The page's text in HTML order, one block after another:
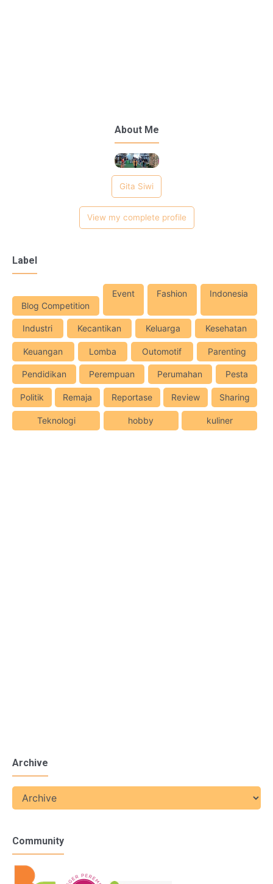
About Me
Gita Siwi
View my complete profile
Label
Blog Competition
Event Fashion Indonesia
Industri Kecantikan Keluarga Kesehatan
Keuangan Lomba Outomotif Parenting
Pendidikan Perempuan Perumahan Pesta
Politik Remaja Reportase Review Sharing
Teknologi hobby kuliner
Archive
Community